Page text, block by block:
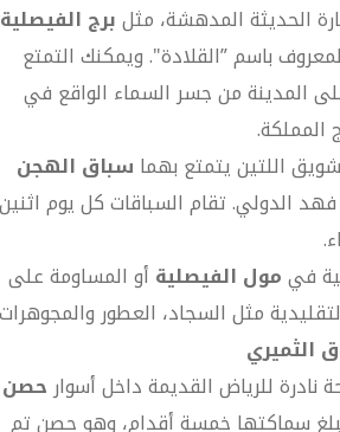
الحديثة المدهشة، مثلبرج الفيصلية
باسم ”القلادة". ويمكنك التمتع
المدينة من جسر السماء الواقع في
اللتين يتمتع بهما سباق الهجن
الدولي. تقام السباقات كل يوم اثنين
فيمول الفيصلية أو المساومة على
مثل السجاد، العطور والمجوهرات
الثميري
للرياض القديمة داخل أسوار حصن
سماكتها خمسة أقدام، وهو حصن تم